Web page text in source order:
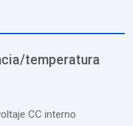
temperatura
CC interno